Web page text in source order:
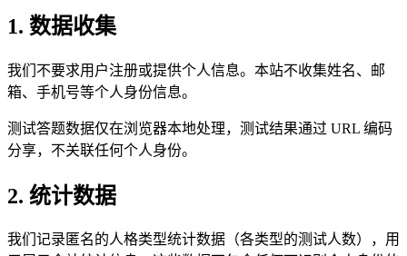
1. 数据收集
我们不要求用户注册或提供个人信息。本站不收集姓名、邮
箱、手机号等个人身份信息。
测试答题数据仅在浏览器本地处理，测试结果通过 URL 编码
分享，不关联任何个人身份。
2. 统计数据
我们记录匿名的人格类型统计数据（各类型的测试人数），用